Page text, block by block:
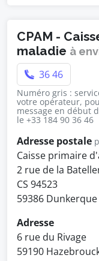
CPAM -
maladie à
36 46
Numéro gris :
votre opérateur,
message en début
le +33 184 90 36 46
Adresse postale
Caisse primaire
2 rue de la
CS 94523
59386 Dunkerque
Adresse
6 rue du Rivage
59190